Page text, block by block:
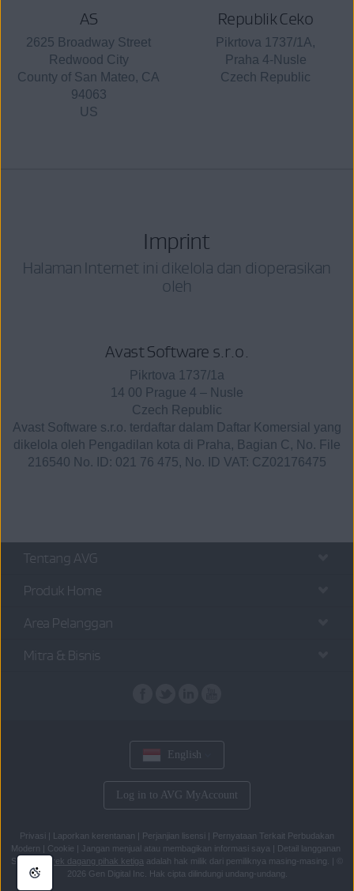
AS
2625 Broadway Street
Redwood City
County of San Mateo, CA
94063
US
Republik Ceko
Pikrtova 1737/1A,
Praha 4-Nusle
Czech Republic
Imprint
Halaman Internet ini dikelola dan dioperasikan
oleh
Avast Software s.r.o.
Pikrtova 1737/1a
14 00 Prague 4 – Nusle
Czech Republic
Avast Software s.r.o. terdaftar dalam Daftar Komersial yang
dikelola oleh Pengadilan kota di Praha, Bagian C, No. File
216540 No. ID: 021 76 475, No. ID VAT: CZ02176475
Tentang AVG
Produk Home
Area Pelanggan
Mitra & Bisnis
English
Log in to AVG MyAccount
Privasi | Laporkan kerentanan | Perjanjian lisensi | Pernyataan Terkait Perbudakan
Modern | Cookie | Jangan menjual atau membagikan informasi saya | Detail langganan
Semua
merek dagang pihak ketiga adalah hak milik dari pemiliknya masing-masing. |
2026 Gen Digital Inc. Hak cipta dilindungi undang-undang.